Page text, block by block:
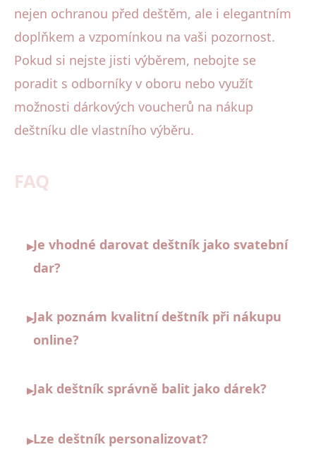
nejen ochranou před deštěm, ale i elegantním
doplňkem a vzpomínkou na vaši pozornost.
Pokud si nejste jisti výběrem, nebojte se
poradit s odborníky v oboru nebo využít
možnosti dárkových voucherů na nákup
deštníku dle vlastního výběru.
FAQ
▸Je vhodné darovat deštník jako svatební
dar?
▸Jak poznám kvalitní deštník při nákupu
online?
▸Jak deštník správně balit jako dárek?
▸Lze deštník personalizovat?